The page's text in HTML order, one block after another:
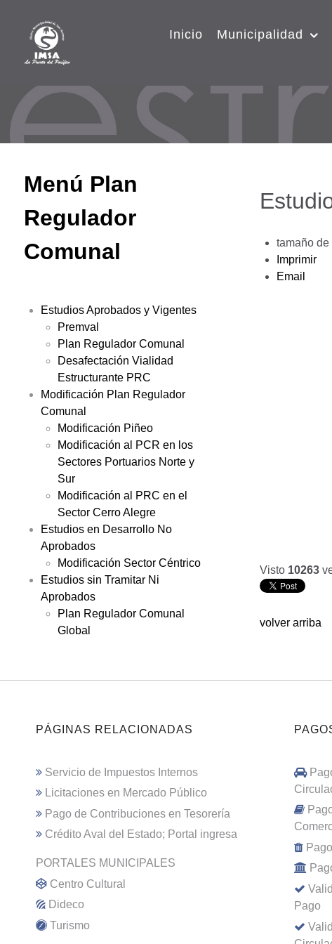
Inicio Municipalidad
Menú Plan
Regulador
Comunal
Estudios Aprobados y Vigentes
Premval
Plan Regulador Comunal
Desafectación Vialidad
Estructurante PRC
Modificación Plan Regulador
Comunal
Modificación Piñeo
Modificación al PCR en los
Sectores Portuarios Norte y
Sur
Modificación al PRC en el
Sector Cerro Alegre
Estudios en Desarrollo No
Aprobados
Modificación Sector Céntrico
Estudios sin Tramitar Ni
Aprobados
Plan Regulador Comunal
Global
tamaño de
Imprimir
Email
Visto 10263
volver arriba
PÁGINAS RELACIONADAS
Servicio de Impuestos Internos
Licitaciones en Mercado Público
Pago de Contribuciones en Tesorería
Crédito Aval del Estado; Portal ingresa
PORTALES MUNICIPALES
Centro Cultural
Dideco
Turismo
Pago